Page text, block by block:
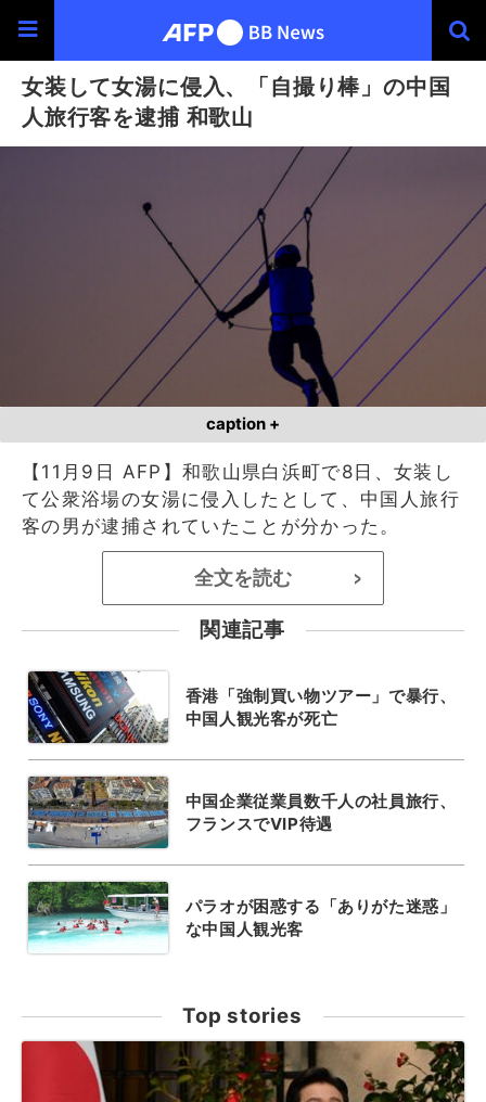
女装して女湯に侵入、「自撮り棒」の中国
人旅行客を逮捕 和歌山
caption +
【11月9日 AFP】和歌山県白浜町で8日、女装し
て公衆浴場の女湯に侵入したとして、中国人旅行
客の男が逮捕されていたことが分かった。
全文を読む >
関連記事
香港「強制買い物ツアー」で暴行、
中国人観光客が死亡
中国企業従業員数千人の社員旅行、
フランスでVIP待遇
パラオが困惑する「ありがた迷惑」
な中国人観光客
Top stories